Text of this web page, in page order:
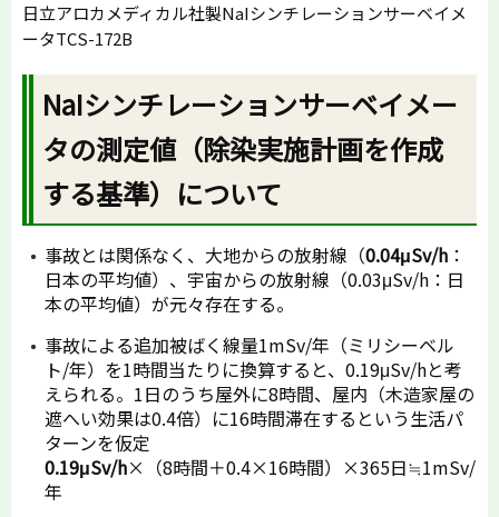
日立アロカメディカル社製NaIシンチレーションサーベイメ
ータTCS-172B
NaIシンチレーションサーベイメー
タの測定値（除染実施計画を作成
する基準）について
事故とは関係なく、大地からの放射線（0.04μSv/h ：
日本の平均値）、宇宙からの放射線（0.03μSv/h：日
本の平均値）が元々存在する。
事故による追加被ばく線量1mSv/年（ミリシーベル
ト/年）を1時間当たりに換算すると、0.19μSv/hと考
えられる。1日のうち屋外に8時間、屋内（木造家屋の
遮へい効果は0.4倍）に16時間滞在するという生活パ
ターンを仮定
0.19μSv/h×（8時間＋0.4×16時間）×365日≒1mSv/
年